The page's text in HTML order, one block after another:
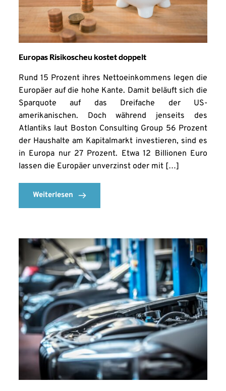
Europas Risikoscheu kostet doppelt
Rund 15 Prozent ihres Nettoeinkommens legen die
Europäer auf die hohe Kante. Damit beläuft sich die
Sparquote auf das Dreifache der US-
amerikanischen. Doch während jenseits des
Atlantiks laut Boston Consulting Group 56 Prozent
der Haushalte am Kapitalmarkt investieren, sind es
in Europa nur 27 Prozent. Etwa 12 Billionen Euro
lassen die Europäer unverzinst oder mit […]
Weiterlesen